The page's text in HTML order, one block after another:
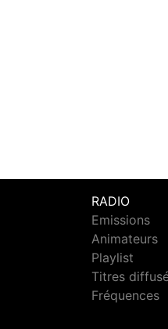
RADIO
Emissions
Animateurs
Playlist
Titres
Fréquences